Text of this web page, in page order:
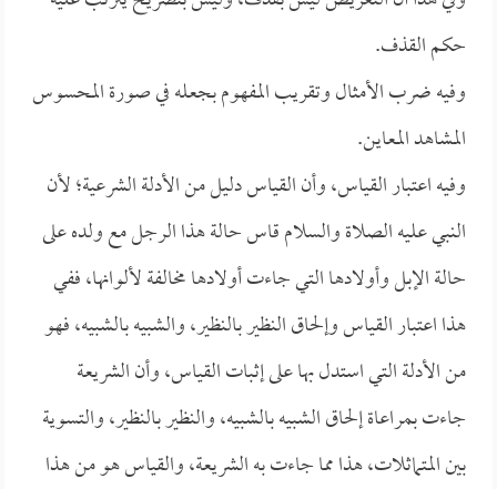
حكم القذف.
وفيه ضرب الأمثال وتقريب المفهوم بجعله في صورة المحسوس
المشاهد المعاين.
وفيه اعتبار القياس، وأن القياس دليل من الأدلة الشرعية؛ لأن
النبي عليه الصلاة والسلام قاس حالة هذا الرجل مع ولده على
حالة الإبل وأولادها التي جاءت أولادها مخالفة لألوانها، ففي
هذا اعتبار القياس وإلحاق النظير بالنظير، والشبيه بالشبيه، فهو
من الأدلة التي استدل بها على إثبات القياس، وأن الشريعة
جاءت بمراعاة إلحاق الشبيه بالشبيه، والنظير بالنظير، والتسوية
بين المتماثلات، هذا مما جاءت به الشريعة، والقياس هو من هذا